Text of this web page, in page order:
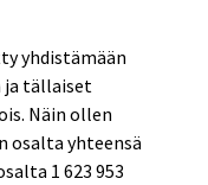
yhdistämään
ja tällaiset
Näin ollen
osalta yhteensä
1 623 953